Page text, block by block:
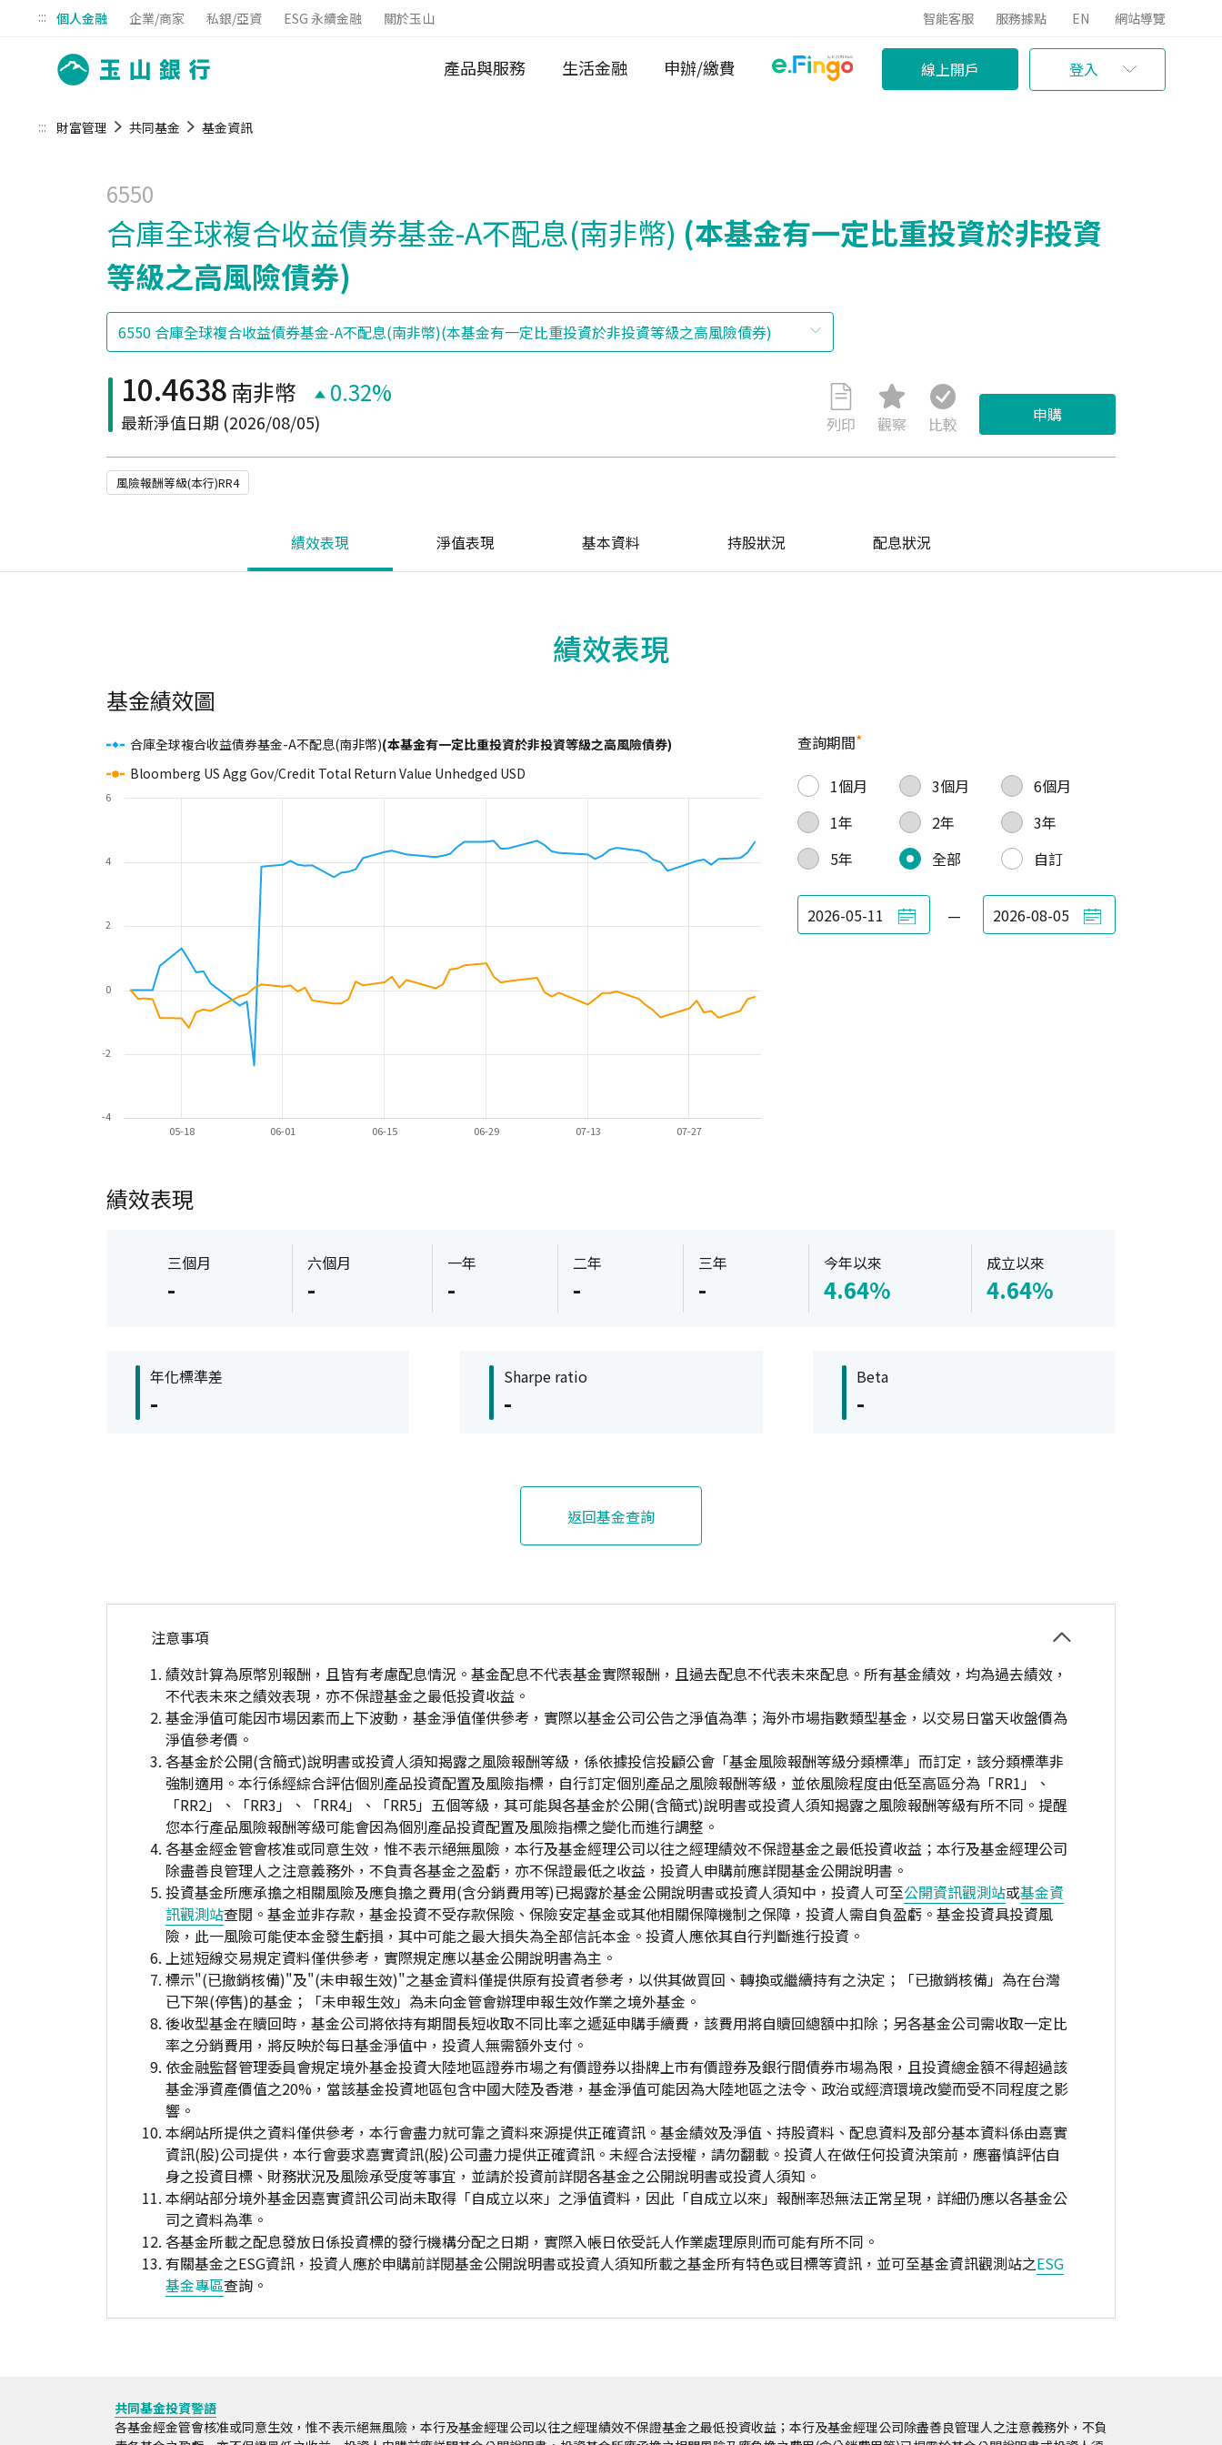
::: 個人金融 企業/商家 私銀/亞資 ESG 永續金融 關於玉山 智能客服 服務據點 EN 網站導覽
產品與服務 生活金融 申辦/繳費 線上開戶 登入
財富管理 共同基金 基金資訊
:::
6550
合庫全球複合收益債券基金-A不配息(南非幣) (本基金有一定比重投資於非投資
等級之高風險債券)
10.4638南非幣 0.32%
最新淨值日期 (2026/08/05) 列印 觀察 比較 申購
風險報酬等級(本行)RR4
績效表現 淨值表現 基本資料 持股狀況 配息狀況
績效表現
基金績效圖
合庫全球複合收益債券基金-A不配息(南非幣)(本基金有一定比重投資於非投資等級之高風險債券)
Bloomberg US Agg Gov/Credit Total Return Value Unhedged USD
05-18 06-01 06-15 06-29 07-13 07-27
-4
-2
0
2
4
6
查詢期間*
1個月 3個月
6個月
1年
2年
3年
5年
全部 自訂
—
績效表現
三個月
-
六個月
-
一年
-
二年
-
三年
-
今年以來
4.64%
成立以來
4.64%
年化標準差
-
Sharpe ratio
-
Beta
-
返回基金查詢
注意事項
績效計算為原幣別報酬，且皆有考慮配息情況。基金配息不代表基金實際報酬，且過去配息不代表未來配息。所有基金績效，均為過去績效，
不代表未來之績效表現，亦不保證基金之最低投資收益。
基金淨值可能因市場因素而上下波動，基金淨值僅供參考，實際以基金公司公告之淨值為準；海外市場指數類型基金，以交易日當天收盤價為
淨值參考價。
各基金於公開(含簡式)說明書或投資人須知揭露之風險報酬等級，係依據投信投顧公會「基金風險報酬等級分類標準」而訂定，該分類標準非
強制適用。本行係經綜合評估個別產品投資配置及風險指標，自行訂定個別產品之風險報酬等級，並依風險程度由低至高區分為「RR1」、
「RR2」、「RR3」、「RR4」、「RR5」五個等級，其可能與各基金於公開(含簡式)說明書或投資人須知揭露之風險報酬等級有所不同。提醒
您本行產品風險報酬等級可能會因為個別產品投資配置及風險指標之變化而進行調整。
各基金經金管會核准或同意生效，惟不表示絕無風險，本行及基金經理公司以往之經理績效不保證基金之最低投資收益；本行及基金經理公司
除盡善良管理人之注意義務外，不負責各基金之盈虧，亦不保證最低之收益，投資人申購前應詳閱基金公開說明書。
投資基金所應承擔之相關風險及應負擔之費用(含分銷費用等)已揭露於基金公開說明書或投資人須知中，投資人可至公開資訊觀測站或基金資
訊觀測站查閱。基金並非存款，基金投資不受存款保險、保險安定基金或其他相關保障機制之保障，投資人需自負盈虧。基金投資具投資風
險，此一風險可能使本金發生虧損，其中可能之最大損失為全部信託本金。投資人應依其自行判斷進行投資。
上述短線交易規定資料僅供參考，實際規定應以基金公開說明書為主。
標示"(已撤銷核備)"及"(未申報生效)"之基金資料僅提供原有投資者參考，以供其做買回、轉換或繼續持有之決定；「已撤銷核備」為在台灣
已下架(停售)的基金；「未申報生效」為未向金管會辦理申報生效作業之境外基金。
後收型基金在贖回時，基金公司將依持有期間長短收取不同比率之遞延申購手續費，該費用將自贖回總額中扣除；另各基金公司需收取一定比
率之分銷費用，將反映於每日基金淨值中，投資人無需額外支付。
依金融監督管理委員會規定境外基金投資大陸地區證券市場之有價證券以掛牌上市有價證券及銀行間債券市場為限，且投資總金額不得超過該
基金淨資產價值之20%，當該基金投資地區包含中國大陸及香港，基金淨值可能因為大陸地區之法令、政治或經濟環境改變而受不同程度之影
響。
本網站所提供之資料僅供參考，本行會盡力就可靠之資料來源提供正確資訊。基金績效及淨值、持股資料、配息資料及部分基本資料係由嘉實
資訊(股)公司提供，本行會要求嘉實資訊(股)公司盡力提供正確資訊。未經合法授權，請勿翻載。投資人在做任何投資決策前，應審慎評估自
身之投資目標、財務狀況及風險承受度等事宜，並請於投資前詳閱各基金之公開說明書或投資人須知。
本網站部分境外基金因嘉實資訊公司尚未取得「自成立以來」之淨值資料，因此「自成立以來」報酬率恐無法正常呈現，詳細仍應以各基金公
司之資料為準。
各基金所載之配息發放日係投資標的發行機構分配之日期，實際入帳日依受託人作業處理原則而可能有所不同。
有關基金之ESG資訊，投資人應於申購前詳閱基金公開說明書或投資人須知所載之基金所有特色或目標等資訊，並可至基金資訊觀測站之ESG
基金專區查詢。
共同基金投資警語
各基金經金管會核准或同意生效，惟不表示絕無風險，本行及基金經理公司以往之經理績效不保證基金之最低投資收益；本行及基金經理公司除盡善良管理人之注意義務外，不負